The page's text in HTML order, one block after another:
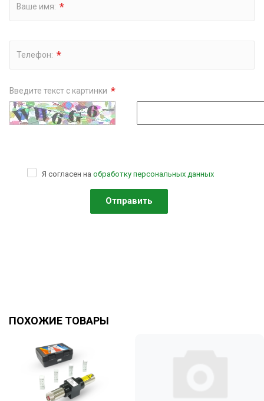
Ваше имя: *
Телефон: *
Введите текст с картинки *
Я согласен на обработку персональных данных
ПОХОЖИЕ ТОВАРЫ